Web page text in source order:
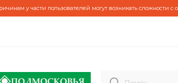
у части пользователей могут возникать сложности